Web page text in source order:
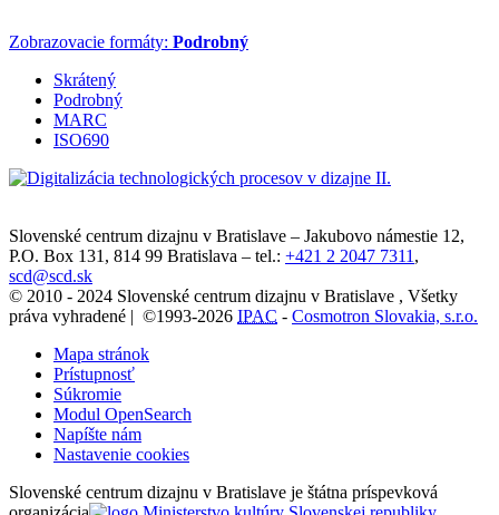
Zobrazovacie formáty: Podrobný
Skrátený
Podrobný
MARC
ISO690
Slovenské centrum dizajnu v Bratislave – Jakubovo námestie 12,
P.O. Box 131, 814 99 Bratislava – tel.: +421 2 2047 7311 ,
scd@scd.sk
© 2010 - 2024 Slovenské centrum dizajnu v Bratislave , Všetky
práva vyhradené | ©1993-2026 IPAC - Cosmotron Slovakia, s.r.o.
Mapa stránok
Prístupnosť
Súkromie
Modul OpenSearch
Napíšte nám
Nastavenie cookies
Slovenské centrum dizajnu v Bratislave je štátna príspevková